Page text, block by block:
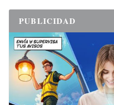
PUBLICIDAD